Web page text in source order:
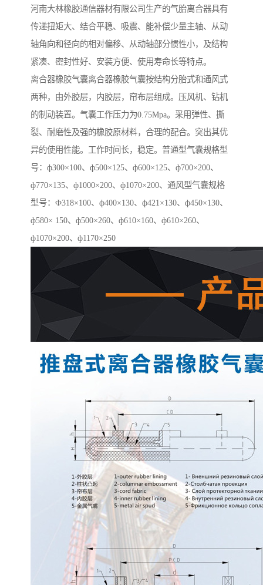
河南大林橡胶通信器材有限公司生产的气胎离合器具有
传递扭矩大、结合平稳、吸震、能补偿少量主轴、从动
轴角向和径向的相对偏移、从动轴部分惯性小，及结构
紧凑、密封性好、安装方便、使用寿命长等特点。
离合器橡胶气囊离合器橡胶气囊按结构分胎式和通风式
两种，由外胶层，内胶层，帘布层组成。压风机、钻机
的制动装置。气囊工作压力为0.75Mpa。采用弹性、撕
裂、耐磨性及强的橡胶原材料，合理的配合。突出其优
异的使用性能。工作时间长，稳定。普通型气囊规格型
号：ф300×100、ф500×125、ф600×125、ф700×200、
ф770×135、ф1000×200、ф1070×200、通风型气囊规格
型号：Ф318×100、ф400×130、ф421×130、ф450×130、
ф580× 150、ф500×260、ф610×160、ф610×260、
ф1070×200、ф1170×250